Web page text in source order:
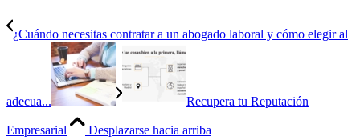
¿Cuándo necesitas contratar a un abogado laboral y cómo elegir al
adecua... Recupera tu Reputación
Empresarial Desplazarse hacia arriba